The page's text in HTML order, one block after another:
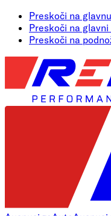
Preskoči na
Preskoči na glavni
Preskoči na